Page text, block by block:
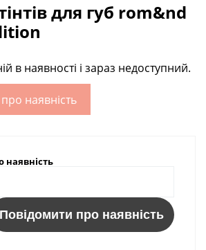
для губ rom&nd
в наявності і зараз недоступний.
наявність
наявність
Повідомити про наявність